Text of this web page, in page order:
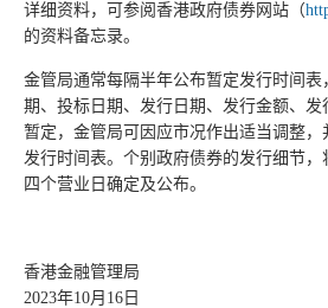
详细资料，可参阅香港政府债券网站（
的资料备忘录。
金管局通常每隔半年公布暂定发行时间
期、投标日期、发行日期、发行金额、
暂定，金管局可因应市况作出适当调整
发行时间表。个别政府债券的发行细节
四个营业日确定及公布。
香港金融管理局
2023年10月16日